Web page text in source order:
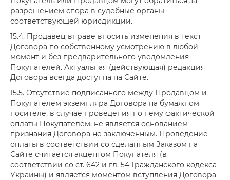
разрешением спора в судебные органы
соответствующей юрисдикции.
15.4. Продавец вправе вносить изменения в текст
Договора по собственному усмотрению в любой
момент и без предварительного уведомления
Покупателей. Актуальная (действующая) редакция
Договора всегда доступна на Сайте.
15.5. Отсутствие подписанного между Продавцом и
Покупателем экземпляра Договора на бумажном
носителе, в случае проведения по нему фактической
оплаты Покупателем, не является основанием
признания Договора не заключенным. Проведение
оплаты в соответствии со сделанным Заказом на
Сайте считается акцептом Покупателя (в
соответствии со ст. 642 и гл. 54 Гражданского кодекса
Украины) и является моментом вступления Договора